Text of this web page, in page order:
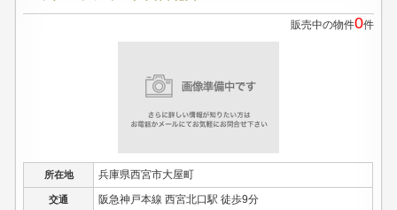
販売中の物件0件
所在地 兵庫県西宮市大屋町
交通 阪急神戸本線 西宮北口駅 徒歩9分